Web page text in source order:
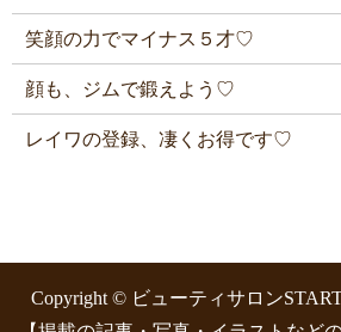
笑顔の力でマイナス５才♡
顔も、ジムで鍛えよう♡
レイワの登録、凄くお得です♡
Copyright © ビューティサロンSTART